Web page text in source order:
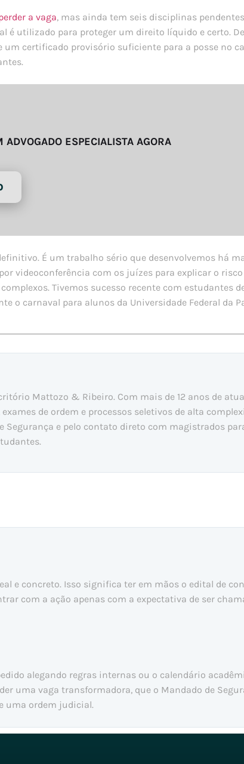
a vaga, mas ainda tem seis disciplinas
é utilizado para proteger um direito líquido e certo.
certificado provisório suficiente para a posse no
ESPECIALISTA AGORA
É um trabalho sério que desenvolvemos há
videoconferência com os juízes para explicar o risco
Tivemos sucesso recente com estudantes
o carnaval para alunos da Universidade Federal da
Mattozo & Ribeiro. Com mais de 12 anos de
de ordem e processos seletivos de alta
e pelo contato direto com magistrados
e concreto. Isso significa ter em mãos o edital de
com a ação apenas com a expectativa de ser
alegando regras internas ou o calendário
uma vaga transformadora, que o Mandado de
uma ordem judicial.